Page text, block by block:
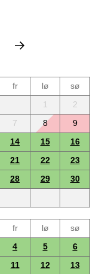
fr lø
sø
1
2
7 8
9
14 15
16
21 22
23
28 29
30
fr lø
sø
4 5
6
11 12
13